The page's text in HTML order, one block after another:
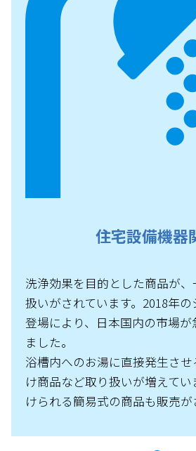
住宅設備機器
洗浄効果を目的とした商品が
扱いがされています。2018年
登場により、日本国内の市場が
ました。
浴槽内へのお湯に直接発生さ
け商品など取り扱いが増えて
けられる簡易式の商品も販売が